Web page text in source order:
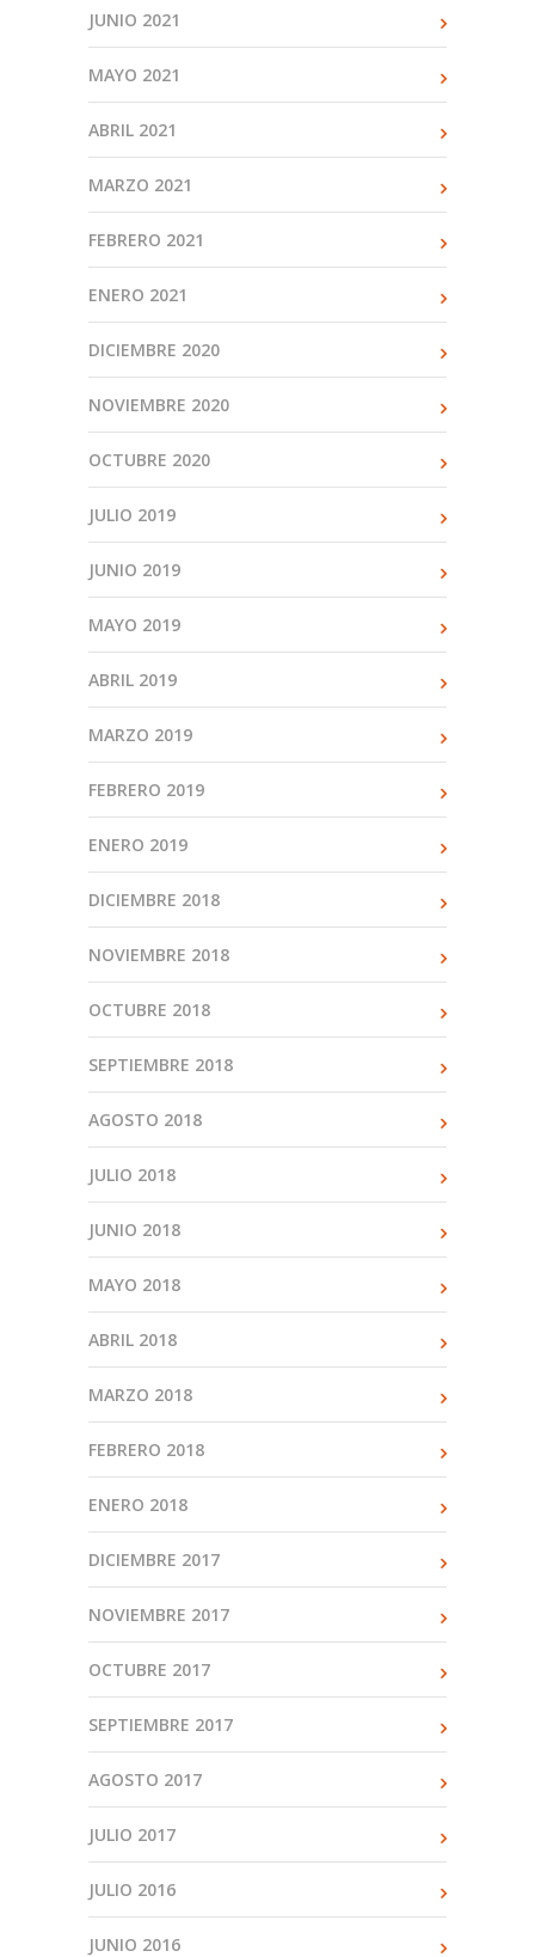
JUNIO 2021
MAYO 2021
ABRIL 2021
MARZO 2021
FEBRERO 2021
ENERO 2021
DICIEMBRE 2020
NOVIEMBRE 2020
OCTUBRE 2020
JULIO 2019
JUNIO 2019
MAYO 2019
ABRIL 2019
MARZO 2019
FEBRERO 2019
ENERO 2019
DICIEMBRE 2018
NOVIEMBRE 2018
OCTUBRE 2018
SEPTIEMBRE 2018
AGOSTO 2018
JULIO 2018
JUNIO 2018
MAYO 2018
ABRIL 2018
MARZO 2018
FEBRERO 2018
ENERO 2018
DICIEMBRE 2017
NOVIEMBRE 2017
OCTUBRE 2017
SEPTIEMBRE 2017
AGOSTO 2017
JULIO 2017
JULIO 2016
JUNIO 2016